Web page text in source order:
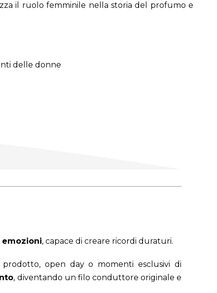
il ruolo femminile nella storia del profumo e
delle donne
emozioni, capace di creare ricordi duraturi.
open day o momenti esclusivi di
, diventando un filo conduttore originale e